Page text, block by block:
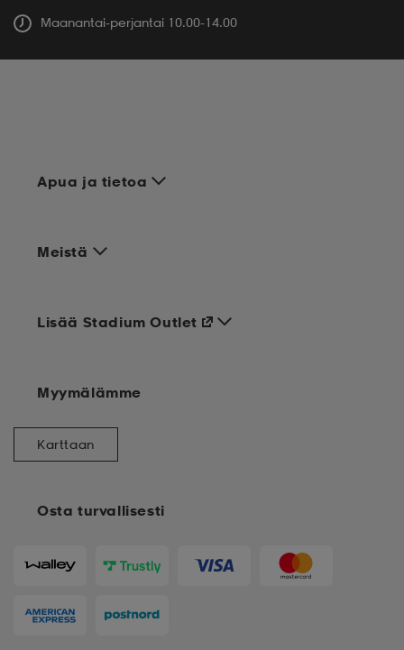
Maanantai-perjantai 10.00-14.00
Apua ja tietoa
Meistä
Osta turvallisesti
Lisää Stadium Outlet
Myymälämme
Karttaan